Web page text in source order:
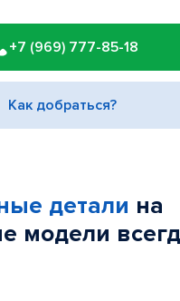
+7 (969) 777-85-18
Как добраться?
детали на
модели